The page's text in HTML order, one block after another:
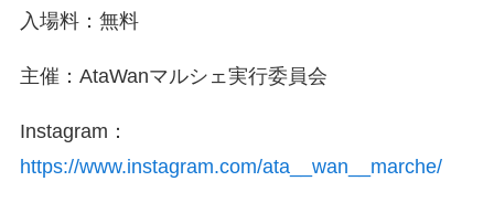
入場料：無料
主催：AtaWanマルシェ実行委員会
Instagram：
https://www.instagram.com/ata__wan__marche/